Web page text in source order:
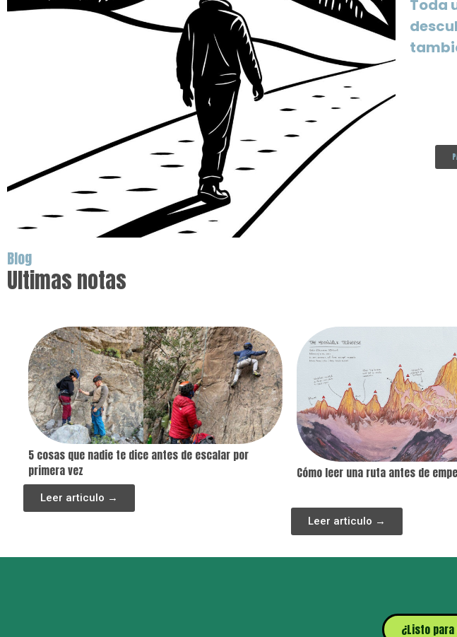
Toda
Blog
Ultimas notas
5 cosas que nadie te dice antes de escalar por
primera vez
ABRIL 2025
Leer articulo →
Cómo leer una ruta antes de
Leer articulo →
¿Listo